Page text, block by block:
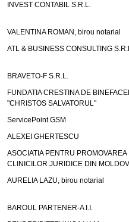
INVEST CONTABIL S.R.L.
VALENTINA ROMAN, birou notarial
ATL & BUSINESS CONSULTING
BRAVETO-F S.R.L.
FUNDATIA CRESTINA DE
"CHRISTOS SALVATORUL"
ServicePoint GSM
ALEXEI GHERTESCU
ASOCIATIA PENTRU PROMOVAREA
CLINICILOR JURIDICE DIN
AURELIA LAZU, birou notarial
BAROUL PARTENER-A I.I.